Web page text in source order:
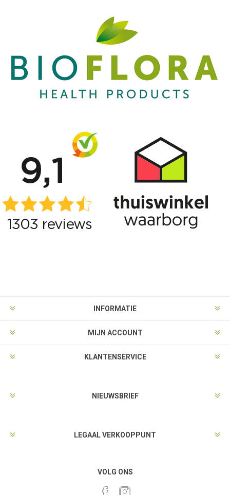
INFORMATIE
MIJN ACCOUNT
KLANTENSERVICE
NIEUWSBRIEF
LEGAAL VERKOOPPUNT
VOLG ONS